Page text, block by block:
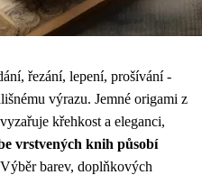
řezání, lepení, prošívání -
výrazu. Jemné origami z
křehkost a eleganci,
vrstvených knih působí
barev, doplňkových